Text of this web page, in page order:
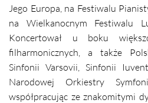
Jego Europa, na Festiwalu
na Wielkanocnym Festiwalu
Koncertował u boku
filharmonicznych, a także
Sinfonii Varsovii, Sinfonii
Narodowej Orkiestry
współpracując ze znakomitymi